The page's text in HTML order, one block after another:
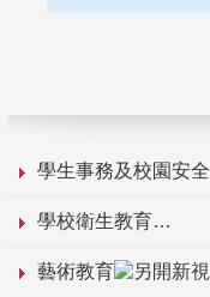
學生事務及校園安全
學校衛生教育
藝術教育